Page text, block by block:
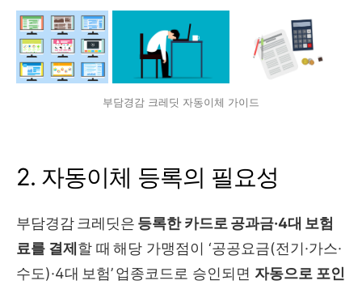
부담경감 크레딧 자동이체 가이드
2. 자동이체 등록의 필요성
부담경감 크레딧은 등록한 카드로 공과금·4대 보험
료를 결제 할 때 해당 가맹점이 ‘공공요금(전기·가스·
수도)·4대 보험’ 업종코드로 승인되면 자동으로 포인